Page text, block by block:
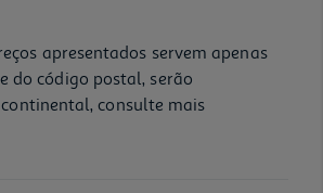
apresentados servem apenas
do código postal, serão
consulte mais